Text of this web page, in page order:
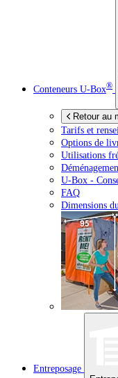
Conteneurs U-Box®
Retour au
Tarifs et
Options de
Utilisations
U-Box -
FAQ
Dimensions
Entreposage